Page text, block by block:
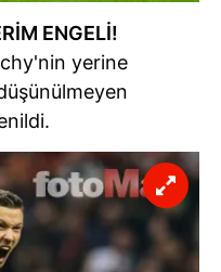
ENGELİ!
yerine